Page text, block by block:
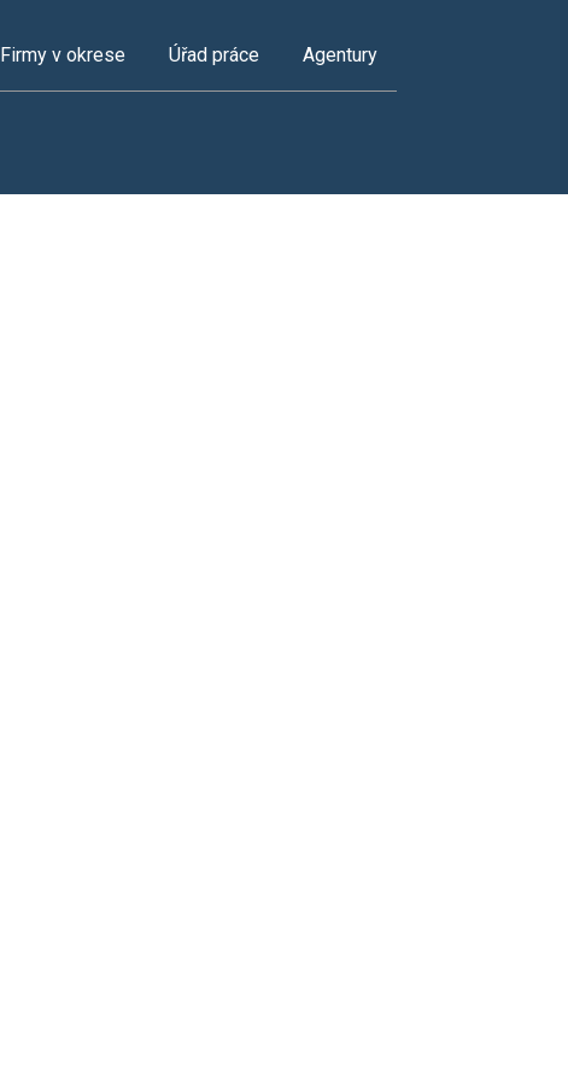
Firmy v okrese Úřad práce Agentury